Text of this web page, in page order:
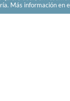
Más información en